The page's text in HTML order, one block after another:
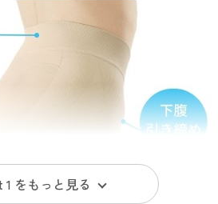
1 をもっと見る